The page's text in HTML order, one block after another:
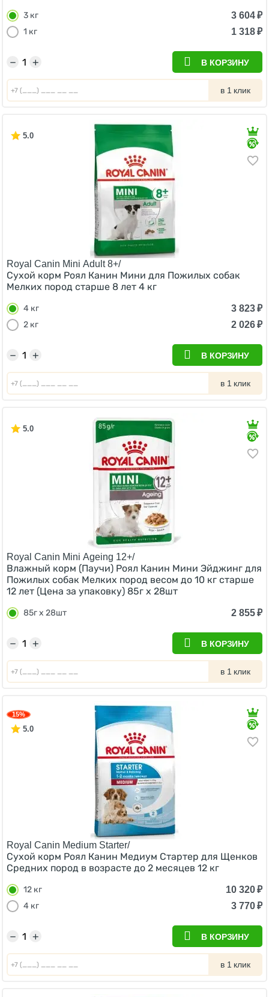
3 кг 3 604₽
1 кг
1 318₽
+
− В КОРЗИНУ
в 1 клик
5.0
Royal Canin Mini Adult 8+/
Сухой корм Роял Канин Мини для Пожилых собак
Мелких пород старше 8 лет 4 кг
4 кг 3 823₽
2 кг
2 026₽
+
− В КОРЗИНУ
в 1 клик
5.0
Royal Canin Mini Ageing 12+/
Влажный корм (Паучи) Роял Канин Мини Эйджинг для
Пожилых собак Мелких пород весом до 10 кг старше
12 лет (Цена за упаковку) 85г х 28шт
85г х 28шт 2 855₽
+
− В КОРЗИНУ
в 1 клик
15%
5.0
Royal Canin Medium Starter/
Сухой корм Роял Канин Медиум Стартер для Щенков
Средних пород в возрасте до 2 месяцев 12 кг
12 кг 10 320₽
4 кг
3 770₽
+
− В КОРЗИНУ
в 1 клик